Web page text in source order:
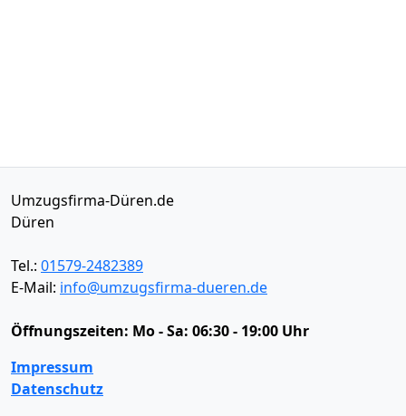
Umzugsfirma-Düren.de
Düren
Tel.: 01579-2482389
E-Mail: info@umzugsfirma-dueren.de
Öffnungszeiten: Mo - Sa: 06:30 - 19:00 Uhr
Impressum
Datenschutz